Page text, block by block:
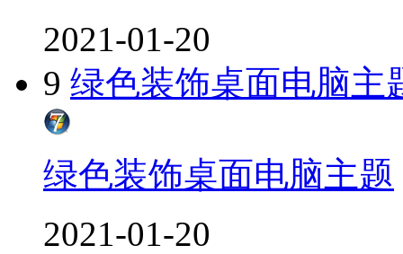
2021-01-20
9 绿色装饰桌面电脑主
绿色装饰桌面电脑主题
2021-01-20